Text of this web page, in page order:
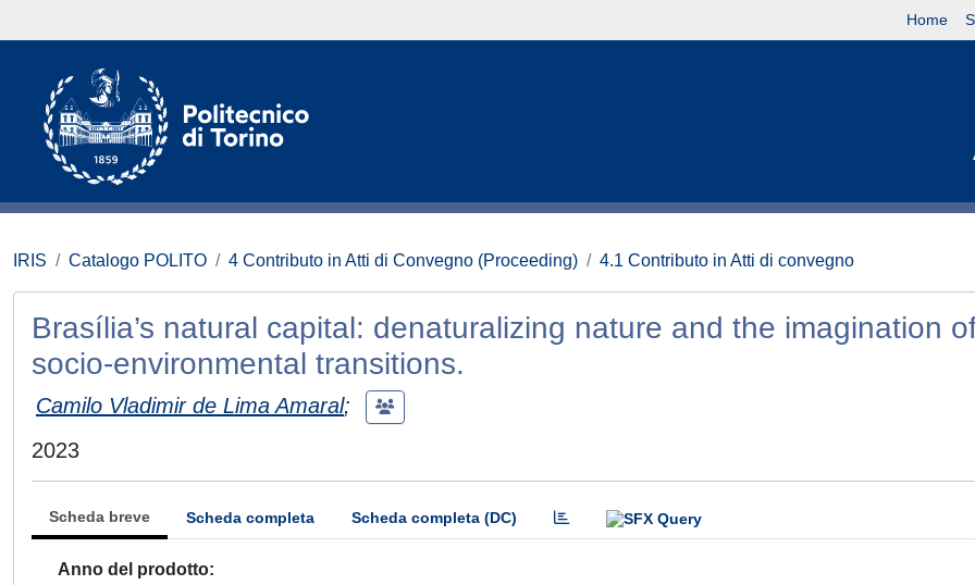
Home
IRIS Catalogo POLITO 4 Contributo in Atti di Convegno (Proceeding) 4.1 Contributo in Atti di convegno
Brasília’s natural capital: denaturalizing nature and the imagination
socio-environmental transitions.
Camilo Vladimir de Lima Amaral;
2023
Scheda breve Scheda completa Scheda completa (DC)
Anno del prodotto